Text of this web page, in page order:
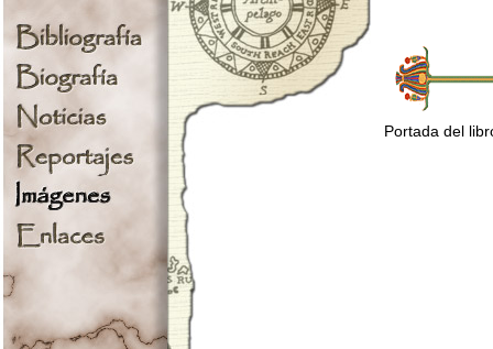
Portada del